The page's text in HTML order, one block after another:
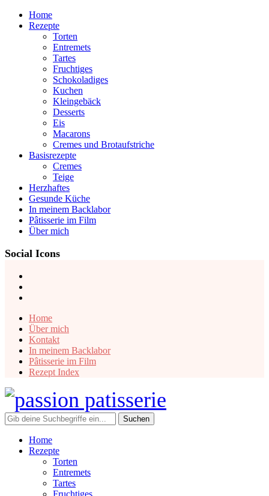
Home
Rezepte
Torten
Entremets
Tartes
Fruchtiges
Schokoladiges
Kuchen
Kleingebäck
Desserts
Eis
Macarons
Cremes und Brotaufstriche
Basisrezepte
Cremes
Teige
Herzhaftes
Gesunde Küche
In meinem Backlabor
Pâtisserie im Film
Über mich
Social Icons
Home
Über mich
Kontakt
In meinem Backlabor
Pâtisserie im Film
Rezept Index
Home
Rezepte
Torten
Entremets
Tartes
Fruchtiges